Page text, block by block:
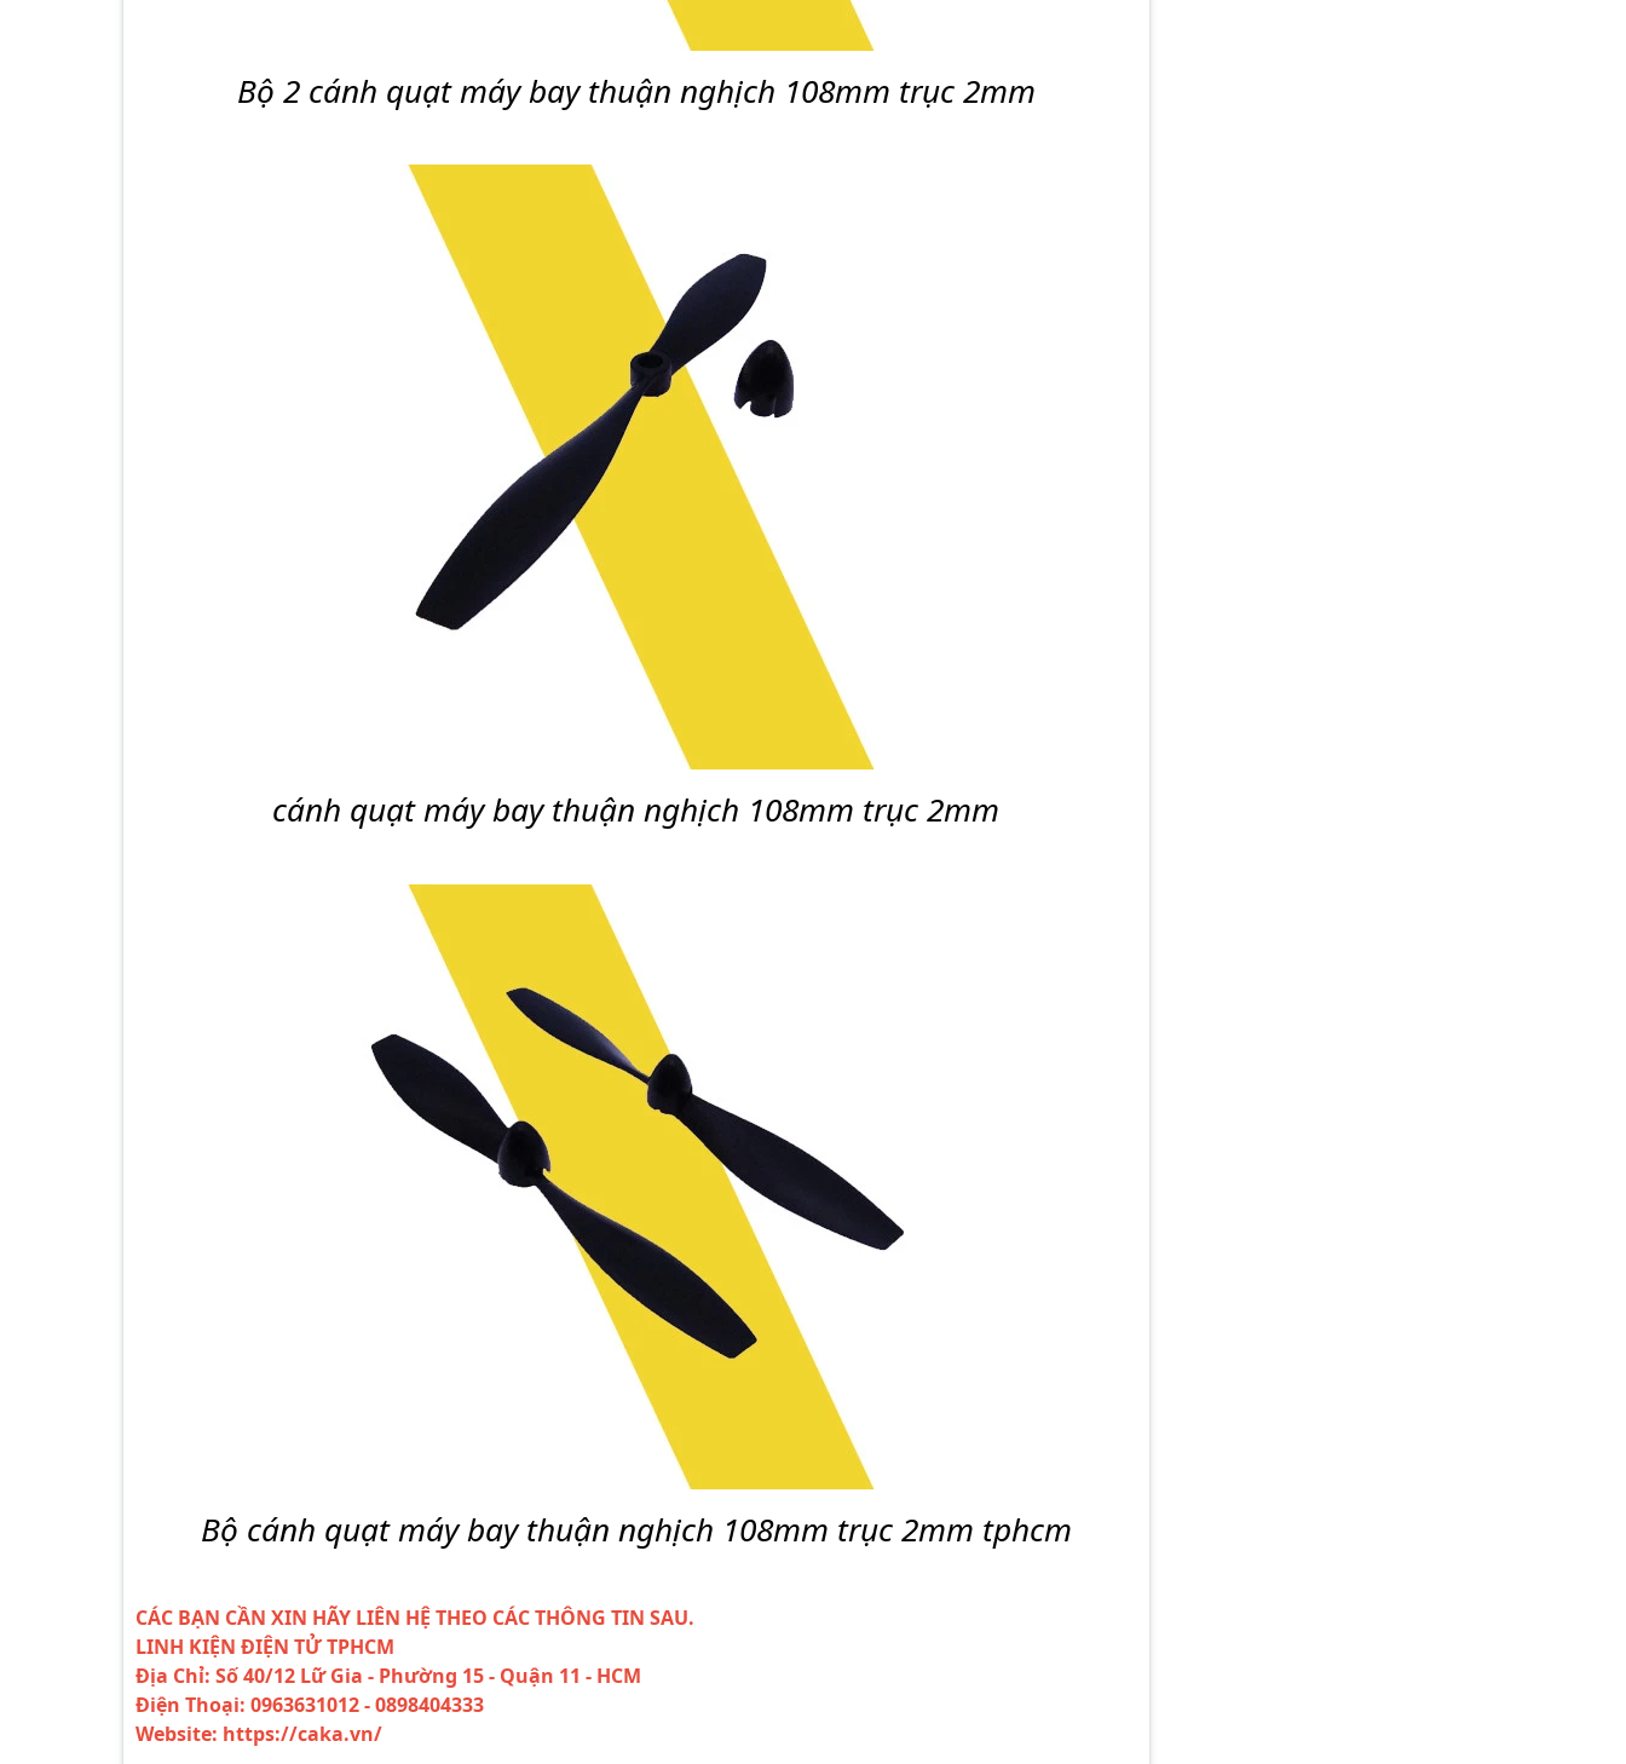
Bộ 2 cánh quạt máy bay thuận nghịch 108mm trục 2mm
cánh quạt máy bay thuận nghịch 108mm trục 2mm
Bộ cánh quạt máy bay thuận nghịch 108mm trục 2mm tphcm
CÁC BẠN CẦN XIN HÃY LIÊN HỆ THEO CÁC THÔNG TIN SAU.
LINH KIỆN ĐIỆN TỬ TPHCM
Địa Chỉ: Số 40/12 Lữ Gia - Phường 15 - Quận 11 - HCM
Điện Thoại: 0963631012 - 0898404333
Website: https://caka.vn/